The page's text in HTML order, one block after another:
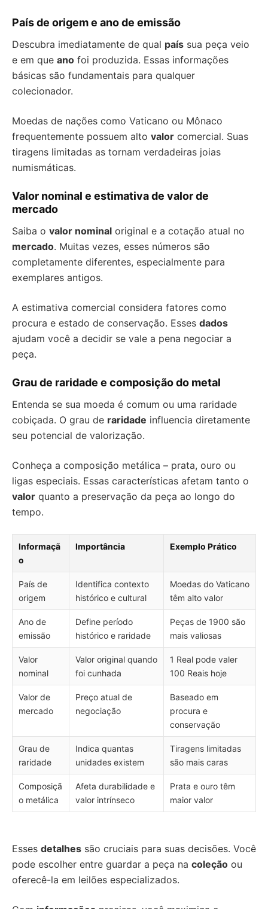
País de origem e ano de emissão
Descubra imediatamente de qual país sua peça veio
e em que ano foi produzida. Essas informações
básicas são fundamentais para qualquer
colecionador.
Moedas de nações como Vaticano ou Mônaco
frequentemente possuem alto valor comercial. Suas
tiragens limitadas as tornam verdadeiras joias
numismáticas.
Valor nominal e estimativa de valor de
mercado
Saiba o valor nominal original e a cotação atual no
mercado. Muitas vezes, esses números são
completamente diferentes, especialmente para
exemplares antigos.
A estimativa comercial considera fatores como
procura e estado de conservação. Esses dados
ajudam você a decidir se vale a pena negociar a
peça.
Grau de raridade e composição do metal
Entenda se sua moeda é comum ou uma raridade
cobiçada. O grau de raridade influencia diretamente
seu potencial de valorização.
Conheça a composição metálica – prata, ouro ou
ligas especiais. Essas características afetam tanto o
valor quanto a preservação da peça ao longo do
tempo.
Informaçã
o
Importância Exemplo Prático
País de
origem
Identifica contexto
histórico e cultural
Moedas do Vaticano
têm alto valor
Ano de
emissão
Define período
histórico e raridade
Peças de 1900 são
mais valiosas
Valor
nominal
Valor original quando
foi cunhada
1 Real pode valer
100 Reais hoje
Valor de
mercado
Preço atual de
negociação
Baseado em
procura e
conservação
Grau de
raridade
Indica quantas
unidades existem
Tiragens limitadas
são mais caras
Composiçã
o metálica
Afeta durabilidade e
valor intrínseco
Prata e ouro têm
maior valor
Esses detalhes são cruciais para suas decisões. Você
pode escolher entre guardar a peça na coleção ou
oferecê-la em leilões especializados.